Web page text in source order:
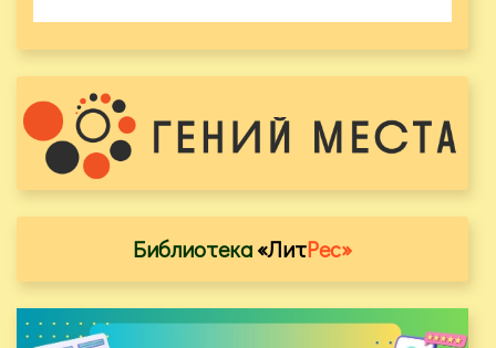
Библиотека«ЛитРес»